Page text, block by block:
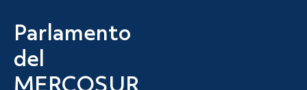
Parlamento
del